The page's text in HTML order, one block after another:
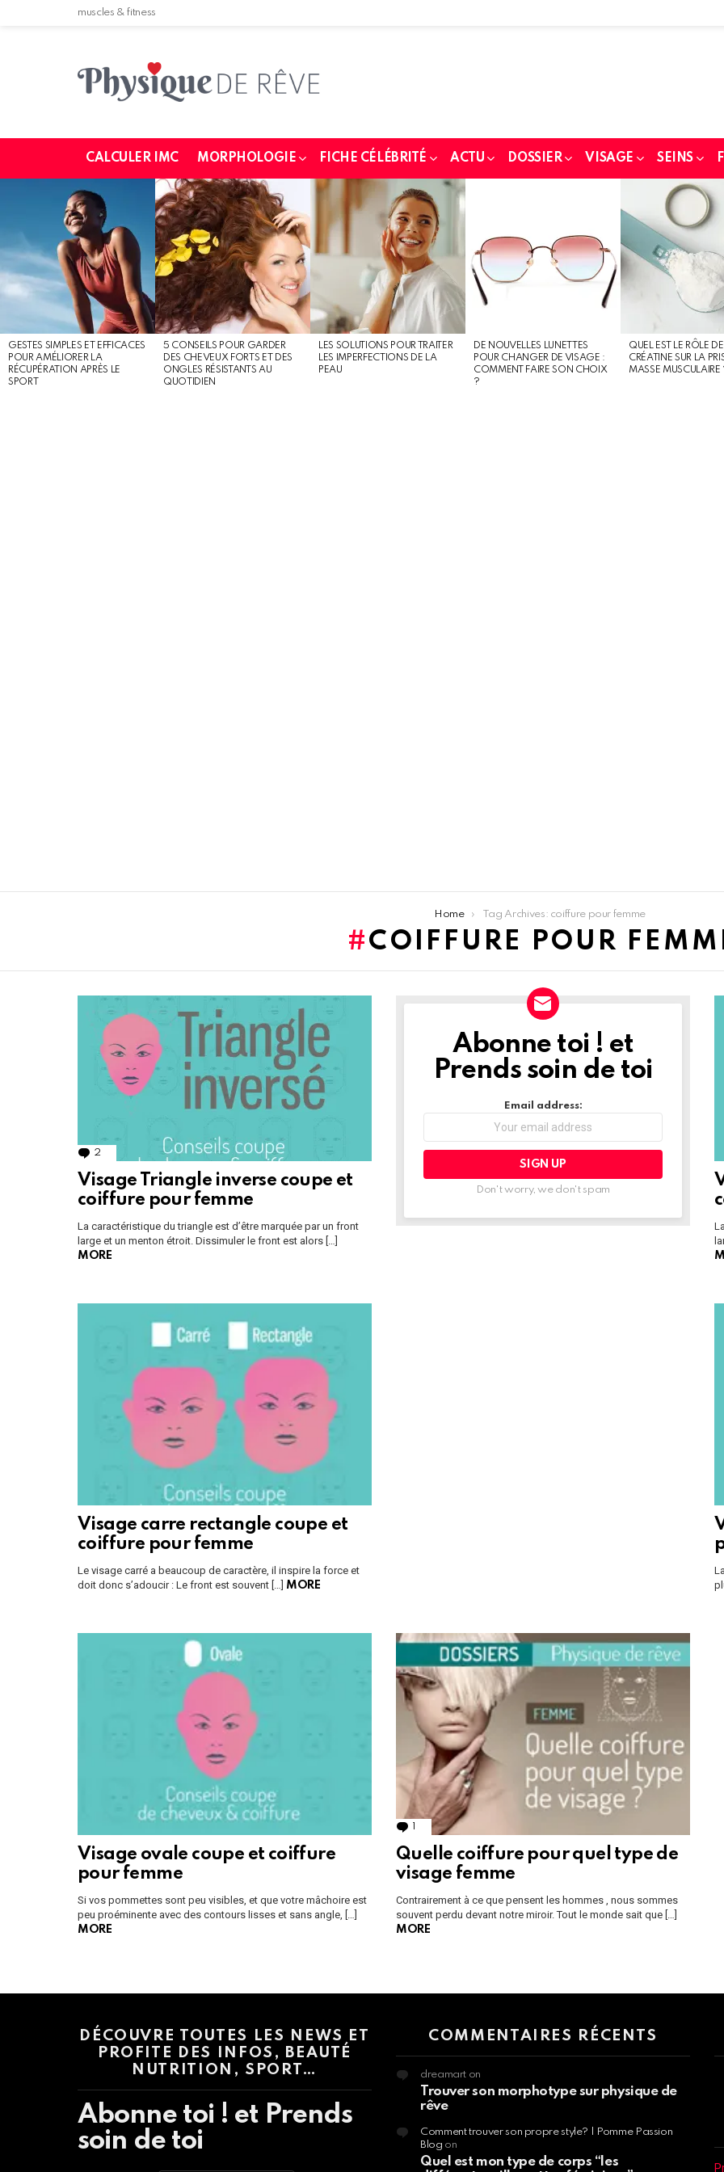
muscles & fitness
CALCULER IMC MORPHOLOGIE FICHE CÉLÉBRITÉ ACTU DOSSIER VISAGE SEINS
GESTES SIMPLES ET EFFICACES
POUR AMÉLIORER LA
RÉCUPÉRATION APRÈS LE
SPORT
5 CONSEILS POUR GARDER
DES CHEVEUX FORTS ET DES
ONGLES RÉSISTANTS AU
QUOTIDIEN
LES SOLUTIONS POUR TRAITER
LES IMPERFECTIONS DE LA
PEAU
DE NOUVELLES LUNETTES
POUR CHANGER DE VISAGE :
COMMENT FAIRE SON CHOIX
?
QUEL EST LE RÔLE
CRÉATINE SUR LA
MASSE MUSCULAIRE
Home Tag Archives: coiffure pour femme
COIFFURE POUR
LATEST
STORIES
2
Visage Triangle inverse coupe et
coiffure pour femme
La caractéristique du triangle est d’être marquée par un front
large et un menton étroit. Dissimuler le front est alors […]
MORE
NEWSLETTER
Abonne toi ! et
Prends soin de toi
Email address:
Don't worry, we don't spam
Visage carre rectangle coupe et
coiffure pour femme
Le visage carré a beaucoup de caractère, il inspire la force et
doit donc s’adoucir : Le front est souvent […] MORE
Visage ovale coupe et coiffure
pour femme
Si vos pommettes sont peu visibles, et que votre mâchoire est
peu proéminente avec des contours lisses et sans angle, […]
MORE
1 Comment
Quelle coiffure pour quel type de
visage femme
Contrairement à ce que pensent les hommes , nous sommes
souvent perdu devant notre miroir. Tout le monde sait que […]
MORE
DÉCOUVRE TOUTES LES NEWS ET
PROFITE DES INFOS, BEAUTÉ
NUTRITION, SPORT…
Abonne toi ! et Prends
soin de toi
COMMENTAIRES RÉCENTS
dreamart on
Trouver son morphotype sur physique de
rêve
Comment trouver son propre style? | Pomme Passion
Blog on
Quel est mon type de corps “les